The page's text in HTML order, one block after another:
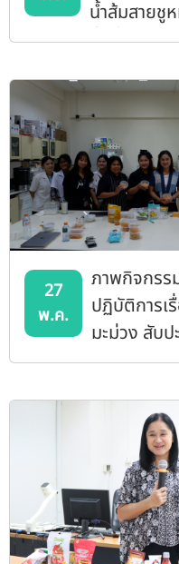
น้ำส้มสายชู
ดื่มน้ำส้มสา
27
พ.ค.
ภาพกิจกรร
ปฏิบัติการเ
มะม่วง สับป
อบแห้ง